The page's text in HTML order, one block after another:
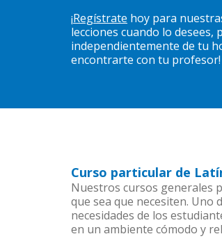
¡Regístrate hoy para
lecciones cuando lo
independientemente de tu
encontrarte con tu profesor!
Curso particular de
Nuestros cursos generales
que sea que necesiten. Uno
necesidades de los
en un ambiente cómodo y